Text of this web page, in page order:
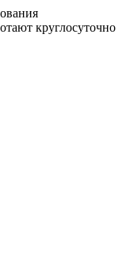
круглосуточно